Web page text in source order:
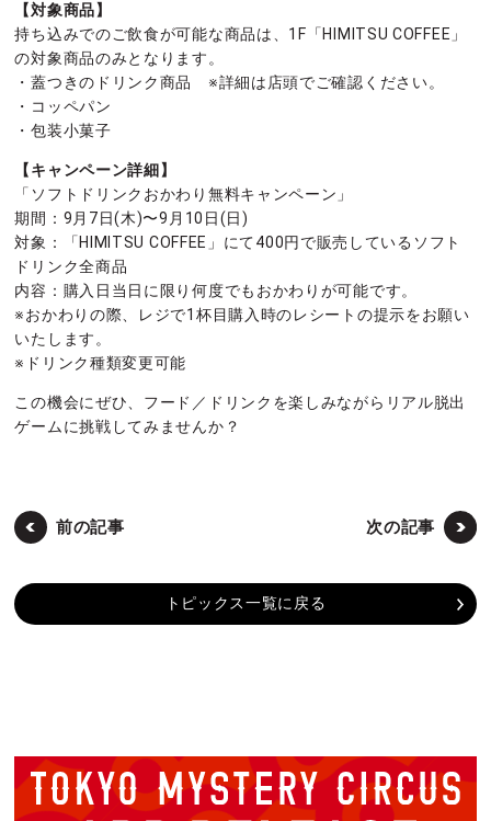
【対象商品】
持ち込みでのご飲食が可能な商品は、1F「HIMITSU COFFEE」
の対象商品のみとなります。
・蓋つきのドリンク商品 ※詳細は店頭でご確認ください。
・コッペパン
・包装小菓子
【キャンペーン詳細】
「ソフトドリンクおかわり無料キャンペーン」
期間：9月7日(木)〜9月10日(日)
対象：「HIMITSU COFFEE」にて400円で販売しているソフト
ドリンク全商品
内容：購入日当日に限り何度でもおかわりが可能です。
※おかわりの際、レジで1杯目購入時のレシートの提示をお願い
いたします。
※ドリンク種類変更可能
この機会にぜひ、フード／ドリンクを楽しみながらリアル脱出
ゲームに挑戦してみませんか？
前の記事 次の記事
トピックス一覧に戻る